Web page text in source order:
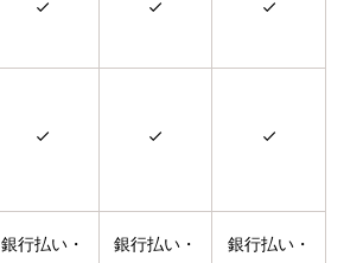
銀行払い・
銀行払い・
銀行払い・